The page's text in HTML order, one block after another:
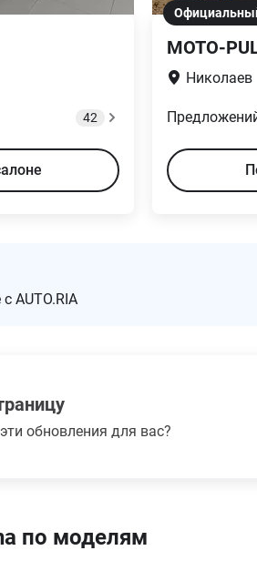
42
MOTO-
Николаев
AUTO.RIA
обновления для вас?
по моделям